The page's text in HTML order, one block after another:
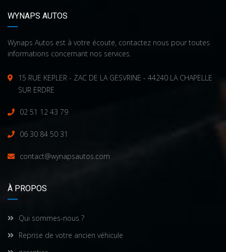
WYNAPS AUTOS
Wynaps Autos est à votre écoute, contactez nous pour toutes
informations concernant nos services.
15 RUE KEPLER - ZAC DE LA GESVRINE - 44240 LA CHAPELLE
SUR ERDRE
02 51 12 43 79
06 30 84 50 31
contact@wynapsautos.com
À PROPOS
Qui sommes-nous ?
Reprise de votre ancien véhicule